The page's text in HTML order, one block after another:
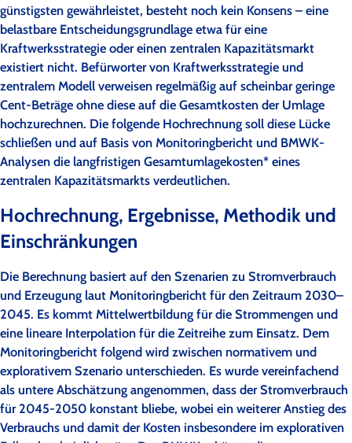
günstigsten gewährleistet, besteht noch kein Konsens – eine
belastbare Entscheidungsgrundlage etwa für eine
Kraftwerksstrategie oder einen zentralen Kapazitätsmarkt
existiert nicht. Befürworter von Kraftwerksstrategie und
zentralem Modell verweisen regelmäßig auf scheinbar geringe
Cent-Beträge ohne diese auf die Gesamtkosten der Umlage
hochzurechnen. Die folgende Hochrechnung soll diese Lücke
schließen und auf Basis von Monitoringbericht und BMWK-
Analysen die langfristigen Gesamtumlagekosten* eines
zentralen Kapazitätsmarkts verdeutlichen.
Hochrechnung, Ergebnisse, Methodik und
Einschränkungen
Die Berechnung basiert auf den Szenarien zu Stromverbrauch
und Erzeugung laut Monitoringbericht für den Zeitraum 2030–
2045. Es kommt Mittelwertbildung für die Strommengen und
eine lineare Interpolation für die Zeitreihe zum Einsatz. Dem
Monitoringbericht folgend wird zwischen normativem und
explorativem Szenario unterschieden. Es wurde vereinfachend
als untere Abschätzung angenommen, dass der Stromverbrauch
für 2045-2050 konstant bliebe, wobei ein weiterer Anstieg des
Verbrauchs und damit der Kosten insbesondere im explorativen